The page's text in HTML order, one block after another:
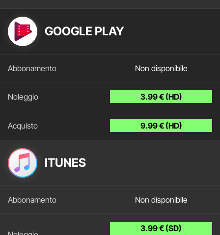
GOOGLE PLAY
Non disponibile
3.99 € (HD)
9.99 € (HD)
ITUNES
Non disponibile
3.99 € (SD)